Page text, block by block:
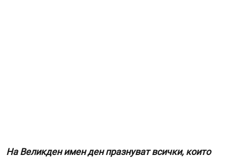
На Великден имен ден празнуват всички, които